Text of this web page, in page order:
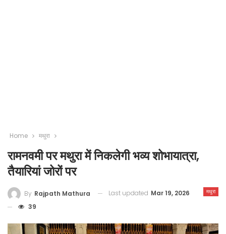
Home मथुरा
रामनवमी पर मथुरा में निकलेगी भव्य शोभायात्रा,
तैयारियां जोरों पर
मथुरा
By Rajpath Mathura Last updated Mar 19, 2026
39